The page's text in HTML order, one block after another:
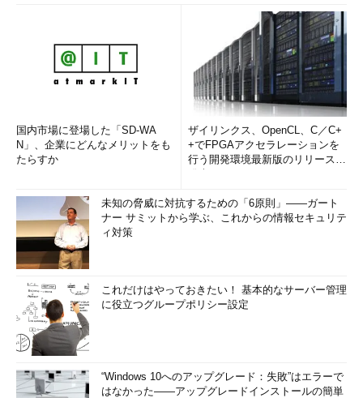
国内市場に登場した「SD-WA
N」、企業にどんなメリットをも
たらすか
ザイリンクス、OpenCL、C／C+
+でFPGAアクセラレーションを
行う開発環境最新版のリリースを
未知の脅威に対抗するための「6原則」――ガート
ナー サミットから学ぶ、これからの情報セキュリテ
ィ対策
これだけはやっておきたい！ 基本的なサーバー管理
に役立つグループポリシー設定
“Windows 10へのアップグレード：失敗”はエラーで
はなかった――アップグレードインストールの簡単